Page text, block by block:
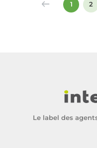
1 2
Le label des